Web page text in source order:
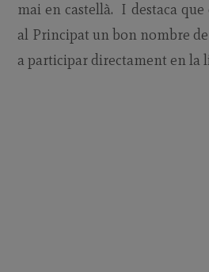
mai en castellà. I destaca
al Principat un bon nombre
a participar directament en la